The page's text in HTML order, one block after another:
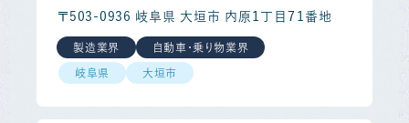
〒503-0936 岐阜県 大垣市 内原１丁目７１番地
製造業界 自動車・乗り物業界
岐阜県 大垣市